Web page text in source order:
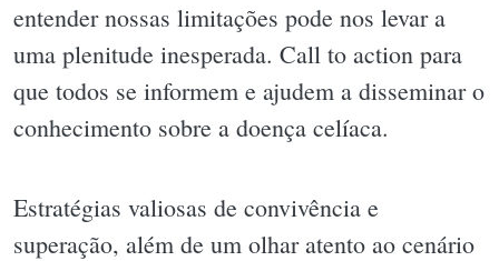
entender nossas limitações pode nos levar a
uma plenitude inesperada. Call to action para
que todos se informem e ajudem a disseminar o
conhecimento sobre a doença celíaca.
Estratégias valiosas de convivência e
superação, além de um olhar atento ao cenário